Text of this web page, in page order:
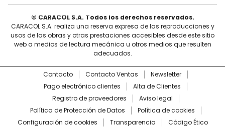
© CARACOL S.A. Todos los derechos reservados.
CARACOL S.A. realiza una reserva expresa de las reproducciones y
usos de las obras y otras prestaciones accesibles desde este sitio
web a medios de lectura mecánica u otros medios que resulten
adecuados.
Contacto Contacto Ventas
Newsletter
Pago electrónico clientes
Alta de Clientes
Registro de proveedores
Aviso legal
Política de Protección de Datos
Política de cookies
Configuración de cookies
Transparencia Código Ético